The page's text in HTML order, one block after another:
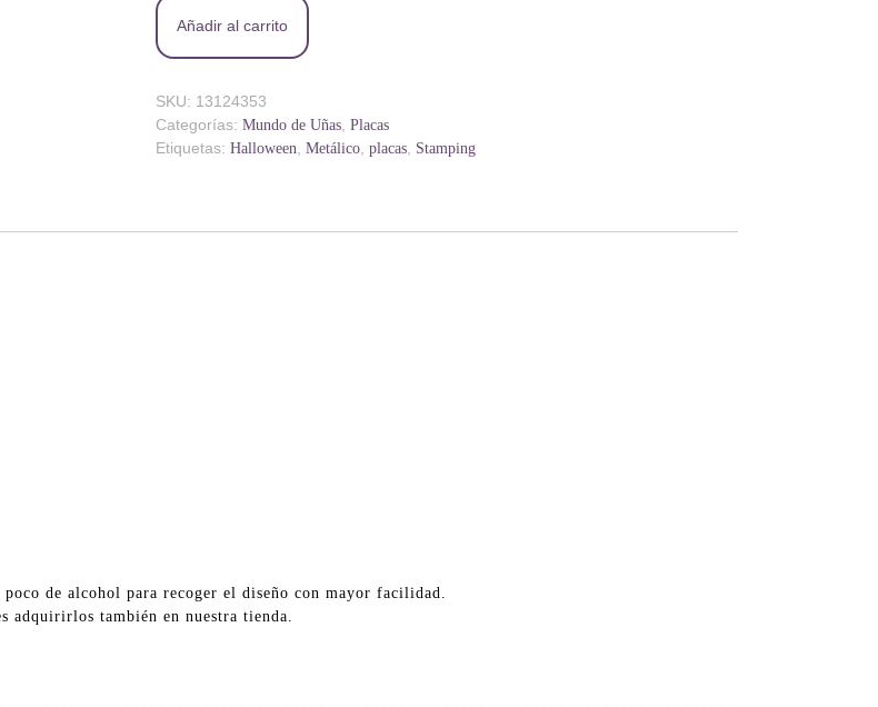
Añadir al carrito
SKU: 13124353
Categorías: Mundo de Uñas, Placas
Etiquetas: Halloween Metálico, placas, Stamping
de alcohol para recoger el diseño con mayor facilidad.
adquirirlos también en nuestra tienda.